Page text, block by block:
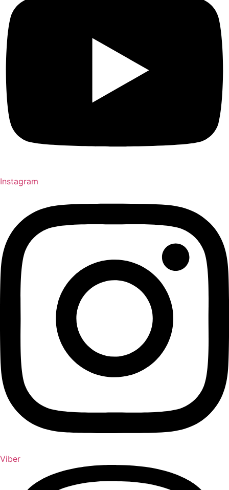
Instagram
Viber